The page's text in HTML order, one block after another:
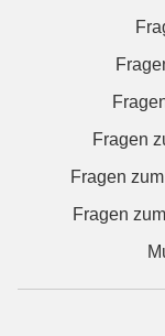
Fragen
Fragen
Fragen